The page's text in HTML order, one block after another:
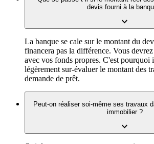
devis fourni à la
La banque se cale sur le montant du
financera pas la différence. Vous
avec vos fonds propres. C'est pourquoi
légèrement sur-évaluer le montant des
demande de prêt.
Peut-on réaliser soi-même ses travaux
immobilier ?